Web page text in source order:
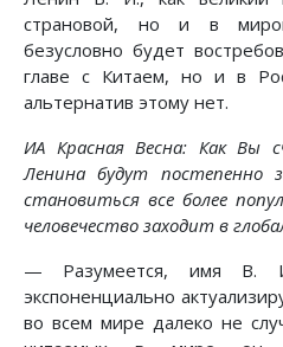
страновой, но и в
безусловно будет
главе с Китаем, но и в
альтернатив этому нет.
ИА Красная Весна: Как Вы
Ленина будут постепенно
становиться все более
человечество заходит в
— Разумеется, имя В.
экспоненциально
во всем мире далеко не